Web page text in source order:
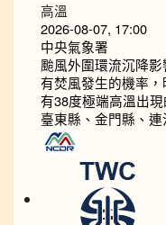
高溫
2026-08-07, 17:00
中央氣象署
颱風外圍環流沉降
有焚風發生的機率
有38度極端高溫出
臺東縣、金門縣、